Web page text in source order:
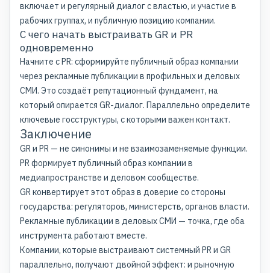
включает и регулярный диалог с властью, и участие в
рабочих группах, и публичную позицию компании.
С чего начать выстраивать GR и PR
одновременно
Начните с PR: сформируйте публичный образ компании
через рекламные публикации в профильных и деловых
СМИ. Это создаёт репутационный фундамент, на
который опирается GR-диалог. Параллельно определите
ключевые госструктуры, с которыми важен контакт.
Заключение
GR и PR — не синонимы и не взаимозаменяемые функции.
PR формирует публичный образ компании в
медиапространстве и деловом сообществе.
GR конвертирует этот образ в доверие со стороны
государства: регуляторов, министерств, органов власти.
Рекламные публикации в деловых СМИ — точка, где оба
инструмента работают вместе.
Компании, которые выстраивают системный PR и GR
параллельно, получают двойной эффект: и рыночную